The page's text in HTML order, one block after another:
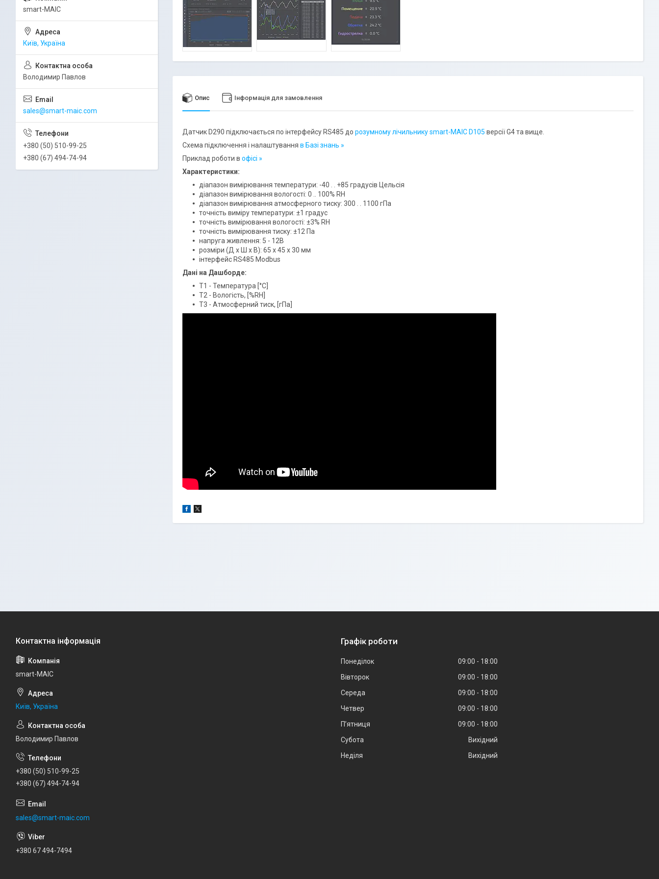
Опис Інформація для замовлення
Датчик D290 підключається по інтерфейсу RS485 до розумному лічильнику smart-MAIC D105 версії G4 та вище.
Схема підключення і налаштування в Базі знань »
Приклад роботи в офісі »
Характеристики:
діапазон вимірювання температури: -40 . . +85 градусів Цельсія
діапазон вимірювання вологості: 0 .. 100% RH
діапазон вимірювання атмосферного тиску: 300 . . 1100 гПа
точність виміру температури: ±1 градус
точність вимірювання вологості: ±3% RH
точність вимірювання тиску: ±12 Па
напруга живлення: 5 - 12В
розміри (Д х Ш х В): 65 х 45 х 30 мм
інтерфейс RS485 Modbus
Дані на Дашборде:
T1 - Температура [°C]
T2 - Вологість, [%RH]
T3 - Атмосферний тиск, [гПа]
smart-MAIC
Київ, Україна
Володимир Павлов
sales@smart-maic.com
+380 (50) 510-99-25
+380 (67) 494-74-94
smart-MAIC
Київ, Україна
Володимир Павлов
+380 (50) 510-99-25
+380 (67) 494-74-94
sales@smart-maic.com
+380 67 494-7494
Графік роботи
Понеділок 09:00
18:00
Вівторок
09:00
18:00
Середа
09:00
18:00
Четвер
09:00
18:00
Пʼятниця
09:00
18:00
Субота
Вихідний
Неділя
Вихідний